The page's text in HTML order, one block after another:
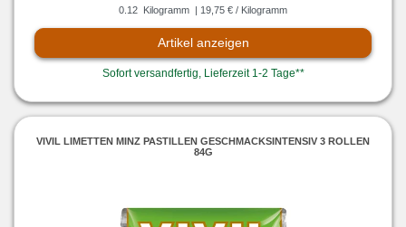
0.12 Kilogramm | 19,75 € / Kilogramm
Artikel anzeigen
Sofort versandfertig, Lieferzeit 1-2 Tage**
VIVIL LIMETTEN MINZ PASTILLEN GESCHMACKSINTENSIV 3 ROLLEN
84G